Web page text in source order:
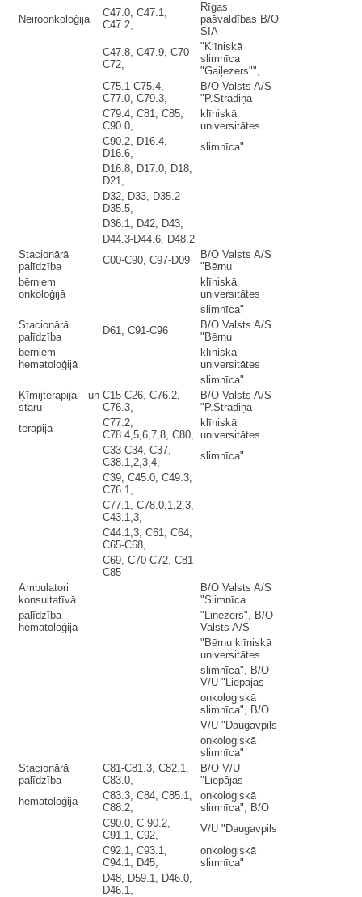
Neiroonkoloģija
C47.0, C47.1,
C47.2,
Rīgas
pašvaldības B/O
SIA
C47.8, C47.9, C70-
C72,
"Klīniskā
slimnīca
"Gaiļezers"",
C75.1-C75.4,
C77.0, C79.3,
B/O Valsts A/S
"P.Stradiņa
C79.4, C81, C85,
C90.0,
klīniskā
universitātes
C90.2, D16.4,
D16.6,
slimnīca"
D16.8, D17.0, D18,
D21,
D32, D33, D35.2-
D35.5,
D36.1, D42, D43,
D44.3-D44.6, D48.2
Stacionārā
palīdzība
C00-C90, C97-D09
B/O Valsts A/S
"Bērnu
bērniem
onkoloģijā
klīniskā
universitātes
slimnīca"
Stacionārā
palīdzība
D61, C91-C96
B/O Valsts A/S
"Bērnu
bērniem
hematoloģijā
klīniskā
universitātes
slimnīca"
Ķīmijterapija un
staru
C15-C26, C76.2,
C76.3,
B/O Valsts A/S
"P.Stradiņa
terapija
C77.2,
C78.4,5,6,7,8, C80,
klīniskā
universitātes
C33-C34, C37,
C38.1,2,3,4,
slimnīca"
C39, C45.0, C49.3,
C76.1,
C77.1, C78.0,1,2,3,
C43.1,3,
C44.1,3, C61, C64,
C65-C68,
C69, C70-C72, C81-
C85
Ambulatori
konsultatīvā
B/O Valsts A/S
"Slimnīca
palīdzība
hematoloģijā
"Linezers", B/O
Valsts A/S
"Bērnu klīniskā
universitātes
slimnīca", B/O
V/U "Liepājas
onkoloģiskā
slimnīca", B/O
V/U "Daugavpils
onkoloģiskā
slimnīca"
Stacionārā
palīdzība
C81-C81.3, C82.1,
C83.0,
B/O V/U
"Liepājas
hematoloģijā
C83.3, C84, C85.1,
C88.2,
onkoloģiskā
slimnīca", B/O
C90.0, C 90.2,
C91.1, C92,
V/U "Daugavpils
C92.1, C93.1,
C94.1, D45,
onkoloģiskā
slimnīca"
D48, D59.1, D46.0,
D46.1,